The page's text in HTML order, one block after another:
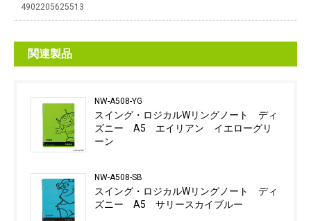
4902205625513
関連製品
NW-A508-YG
スイング・ロジカルWリングノート ディ
ズニー A5 エイリアン イエローグリ
ーン
NW-A508-SB
スイング・ロジカルWリングノート ディ
ズニー A5 サリースカイブルー